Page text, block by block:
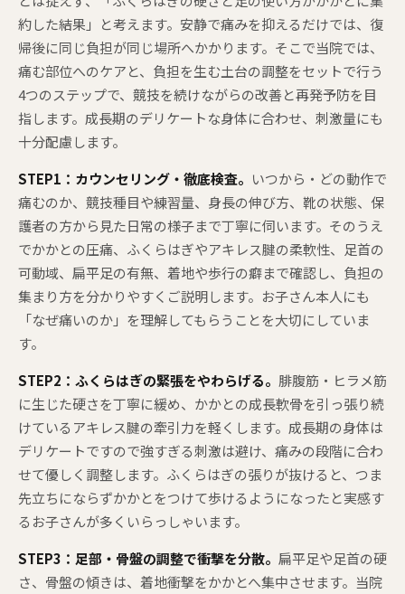
約した結果」と考えます。安静で痛みを抑えるだけでは、復
帰後に同じ負担が同じ場所へかかります。そこで当院では、
痛む部位へのケアと、負担を生む土台の調整をセットで行う
4つのステップで、競技を続けながらの改善と再発予防を目
指します。成長期のデリケートな身体に合わせ、刺激量にも
十分配慮します。
STEP1：カウンセリング・徹底検査。 いつから・どの動作で
痛むのか、競技種目や練習量、身長の伸び方、靴の状態、保
護者の方から見た日常の様子まで丁寧に伺います。そのうえ
でかかとの圧痛、ふくらはぎやアキレス腱の柔軟性、足首の
可動域、扁平足の有無、着地や歩行の癖まで確認し、負担の
集まり方を分かりやすくご説明します。お子さん本人にも
「なぜ痛いのか」を理解してもらうことを大切にしていま
す。
STEP2：ふくらはぎの緊張をやわらげる。 腓腹筋・ヒラメ筋
に生じた硬さを丁寧に緩め、かかとの成長軟骨を引っ張り続
けているアキレス腱の牽引力を軽くします。成長期の身体は
デリケートですので強すぎる刺激は避け、痛みの段階に合わ
せて優しく調整します。ふくらはぎの張りが抜けると、つま
先立ちにならずかかとをつけて歩けるようになったと実感す
るお子さんが多くいらっしゃいます。
STEP3：足部・骨盤の調整で衝撃を分散。 扁平足や足首の硬
さ、骨盤の傾きは、着地衝撃をかかとへ集中させます。当院